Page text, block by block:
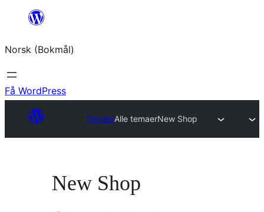
Hopp
innhold
Norsk (Bokmål)
Få WordPress
TemaerAlle temaerNew Shop
New Shop